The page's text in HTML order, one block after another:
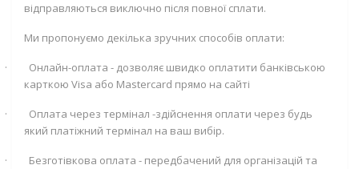
відправляються виключно після повної сплати.
Ми пропонуємо декілька зручних способів оплати:
·
Онлайн-оплата - дозволяє швидко оплатити банківською
карткою Visa або Mastercard прямо на сайті
·
Оплата через термінал -здійснення оплати через будь
який платіжний термінал на ваш вибір.
·
Безготівкова оплата - передбачений для організацій та